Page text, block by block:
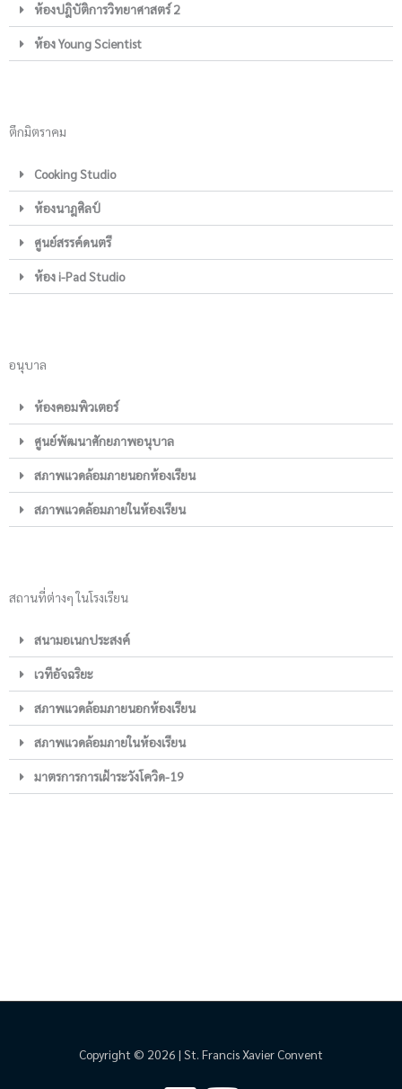
ห้องปฎิบัติการวิทยาศาสตร์ 2
ห้อง Young Scientist
ตึกมิตราคม
Cooking Studio
ห้องนาฎศิลป์
ศูนย์สรรค์ดนตรี
ห้อง i-Pad Studio
อนุบาล
ห้องคอมพิวเตอร์
ศูนย์พัฒนาศักยภาพอนุบาล
สภาพแวดล้อมภายนอกห้องเรียน
สภาพแวดล้อมภายในห้องเรียน
สถานที่ต่างๆ ในโรงเรียน
สนามอเนกประสงค์
เวทีอัจฉริยะ
สภาพแวดล้อมภายนอกห้องเรียน
สภาพแวดล้อมภายในห้องเรียน
มาตรการการเฝ้าระวังโควิด-19
Copyright © 2026 | St. Francis Xavier Convent